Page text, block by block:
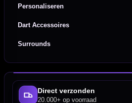
Personaliseren
Dart Accessoires
Surrounds
Direct verzonden
20.000+ op voorraad